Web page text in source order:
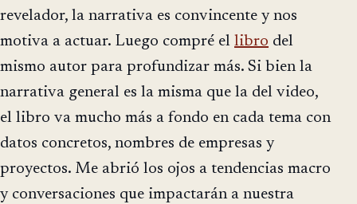
revelador, la narrativa es convincente y nos
motiva a actuar. Luego compré el libro del
mismo autor para profundizar más. Si bien la
narrativa general es la misma que la del video,
el libro va mucho más a fondo en cada tema con
datos concretos, nombres de empresas y
proyectos. Me abrió los ojos a tendencias macro
y conversaciones que impactarán a nuestra